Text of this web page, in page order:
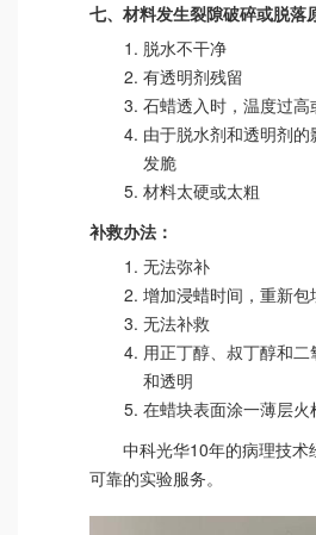
七、材料发生裂隙破碎或脱落
脱水不干净
有透明剂残留
石蜡透入时，温度过高
由于脱水剂和透明剂
发脆
材料太硬或太粗
补救办法：
无法弥补
增加浸蜡时间，重新包
无法补救
用正丁醇、叔丁醇和
和透明
在蜡块表面涂一薄层火
中科光华10年的病理技术
可靠的实验服务。